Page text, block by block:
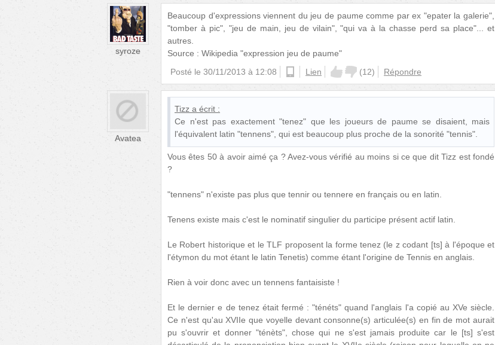
syroze
Beaucoup d'expressions viennent du jeu de paume comme par ex "epater la galerie",
"tomber à pic", "jeu de main, jeu de vilain", "qui va à la chasse perd sa place"... et
autres.
Source : Wikipedia "expression jeu de paume"
Posté le 30/11/2013 à 12:08 androidLien (12) Répondre
Avatea
Tizz a écrit :
Ce n'est pas exactement "tenez" que les joueurs de paume se disaient, mais
l'équivalent latin "tennens", qui est beaucoup plus proche de la sonorité "tennis".
Vous êtes 50 à avoir aimé ça ? Avez-vous vérifié au moins si ce que dit Tizz est fondé
?
"tennens" n'existe pas plus que tennir ou tennere en français ou en latin.
Tenens existe mais c'est le nominatif singulier du participe présent actif latin.
Le Robert historique et le TLF proposent la forme tenez (le z codant [ts] à l'époque et
l'étymon du mot étant le latin Tenetis) comme étant l'origine de Tennis en anglais.
Rien à voir donc avec un tennens fantaisiste !
Et le dernier e de tenez était fermé : "ténéts" quand l'anglais l'a copié au XVe siècle.
Ce n'est qu'au XVIIe que voyelle devant consonne(s) articulée(s) en fin de mot aurait
pu s'ouvrir et donner "ténèts", chose qui ne s'est jamais produite car le [ts] s'est